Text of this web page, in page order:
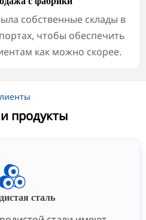
собственные склады в
чтобы обеспечить
как можно скорее.
продукты
сталь